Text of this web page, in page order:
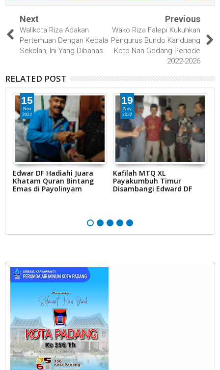
Next
Walikota Riza Adakan
Pertemuan Dengan Kepala
Sekolah, Ini Yang Dibahas
Previous
Wako Riza Falepi Kukuhkan
Pengurus Bundo Kanduang
Koto Nan Godang Periode
2022-2026
RELATED POST
15
Nov
2022
Edwar DF Hadiahi Juara
Khatam Quran Bintang
Emas di Payolinyam
19
Nov
2022
Kafilah MTQ XL
Payakumbuh Timur
Disambangi Edward DF